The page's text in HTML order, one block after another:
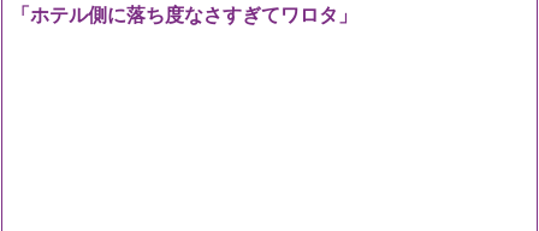
「ホテル側に落ち度なさすぎてワロタ」